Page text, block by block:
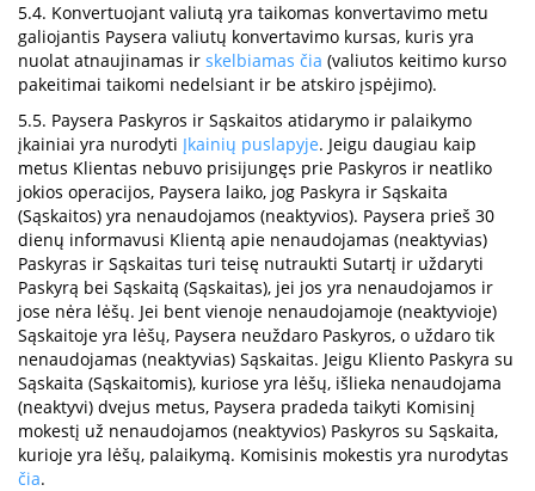
5.4. Konvertuojant valiutą yra taikomas konvertavimo metu
galiojantis Paysera valiutų konvertavimo kursas, kuris yra
nuolat atnaujinamas ir skelbiamas čia (valiutos keitimo kurso
pakeitimai taikomi nedelsiant ir be atskiro įspėjimo).
5.5. Paysera Paskyros ir Sąskaitos atidarymo ir palaikymo
įkainiai yra nurodyti Įkainių puslapyje. Jeigu daugiau kaip
metus Klientas nebuvo prisijungęs prie Paskyros ir neatliko
jokios operacijos, Paysera laiko, jog Paskyra ir Sąskaita
(Sąskaitos) yra nenaudojamos (neaktyvios). Paysera prieš 30
dienų informavusi Klientą apie nenaudojamas (neaktyvias)
Paskyras ir Sąskaitas turi teisę nutraukti Sutartį ir uždaryti
Paskyrą bei Sąskaitą (Sąskaitas), jei jos yra nenaudojamos ir
jose nėra lėšų. Jei bent vienoje nenaudojamoje (neaktyvioje)
Sąskaitoje yra lėšų, Paysera neuždaro Paskyros, o uždaro tik
nenaudojamas (neaktyvias) Sąskaitas. Jeigu Kliento Paskyra su
Sąskaita (Sąskaitomis), kuriose yra lėšų, išlieka nenaudojama
(neaktyvi) dvejus metus, Paysera pradeda taikyti Komisinį
mokestį už nenaudojamos (neaktyvios) Paskyros su Sąskaita,
kurioje yra lėšų, palaikymą. Komisinis mokestis yra nurodytas
čia.